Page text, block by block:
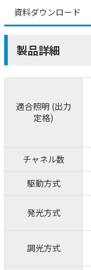
資料ダウンロード
製品詳細
適合照明 (出力
定格)
チャネル数
駆動方式
発光方式
調光方式